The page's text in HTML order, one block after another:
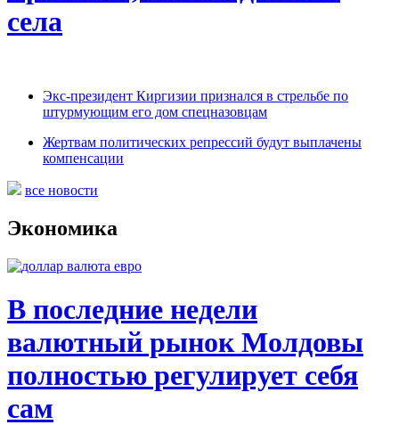
села
Экс-президент Киргизии признался в стрельбе по
штурмующим его дом спецназовцам
Жертвам политических репрессий будут выплачены
компенсации
все новости
Экономика
В последние недели
валютный рынок Молдовы
полностью регулирует себя
сам